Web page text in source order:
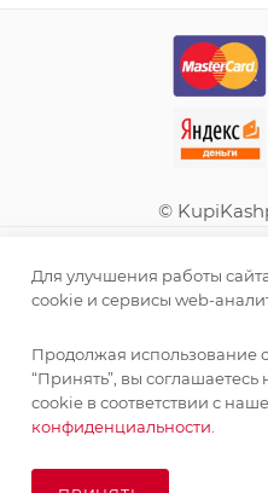
©
ПОМОЩЬ
ПОДПИСАТЬСЯ НА
Для улучшения работы
cookie и сервисы web-
Продолжая использование
“Принять”, вы
cookie в соответствии с
конфиденциальности.